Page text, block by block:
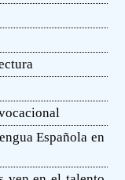
Española en